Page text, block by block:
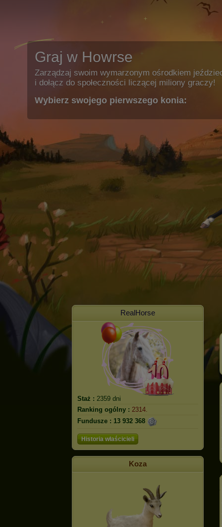
Graj w Howrse
Zarządzaj swoim wymarzonym ośrodkiem
i dołącz do społeczności liczącej miliony graczy!
Wybierz swojego pierwszego konia:
RealHorse
Staż : 2359 dni
Ranking ogólny : 2314.
Fundusze : 13 932 368
Historia właścicieli
Koza